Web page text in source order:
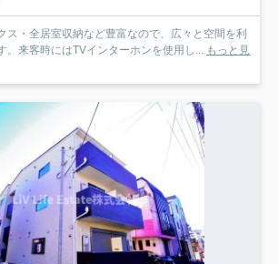
ス・全居室収納など豊富なので、広々と空間を利
。来客時にはTVインターホンを使用し... もっと見